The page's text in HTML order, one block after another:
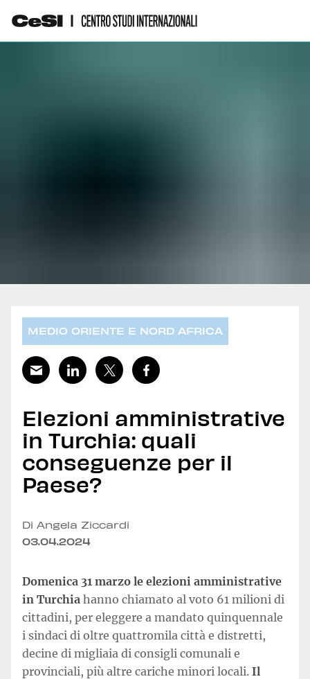
MEDIO ORIENTE E NORD AFRICA
Elezioni amministrative
in Turchia: quali
conseguenze per il
Paese?
Di Angela Ziccardi
03.04.2024
Domenica 31 marzo le elezioni amministrative
in Turchia hanno chiamato al voto 61 milioni di
cittadini, per eleggere a mandato quinquennale
i sindaci di oltre quattromila città e distretti,
decine di migliaia di consigli comunali e
provinciali, più altre cariche minori locali. Il